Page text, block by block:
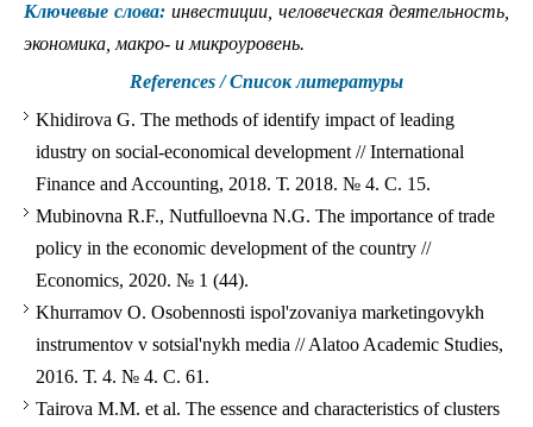
Ключевые слова: инвестиции, человеческая деятельность,
экономика, макро- и микроуровень.
References / Список литературы
Khidirova G. The methods of identify impact of leading
idustry on social-economical development // International
Finance and Accounting, 2018. Т. 2018. № 4. С. 15.
Mubinovna R.F., Nutfulloevna N.G. The importance of trade
policy in the economic development of the country //
Economics, 2020. № 1 (44).
Khurramov O. Osobennosti ispol'zovaniya marketingovykh
instrumentov v sotsial'nykh media // Alatoo Academic Studies,
2016. Т. 4. № 4. С. 61.
Tairova M.M. et al. The essence and characteristics of clusters